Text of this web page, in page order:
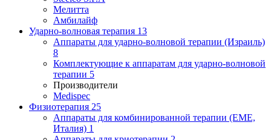
Мелитта
Амбилайф
Ударно-волновая терапия 13
Аппараты для ударно-волновой терапии (Израиль)
8
Комплектующие к аппаратам для ударно-волновой
терапии 5
Производители
Medispec
Физиотерапия 25
Аппараты для комбинированной терапии (EME,
Италия) 1